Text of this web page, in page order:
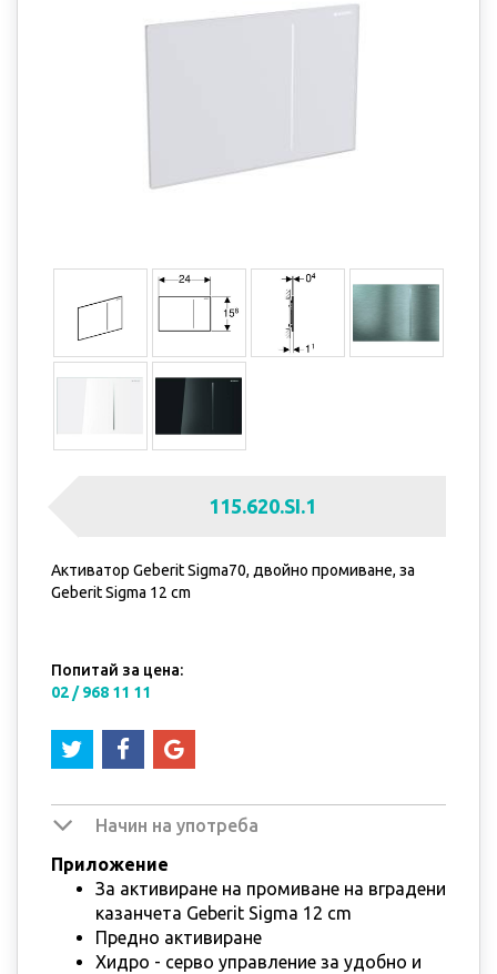
115.620.SI.1
Активатор Geberit Sigma70, двойно промиване, за
Geberit Sigma 12 cm
Попитай за цена:
02 / 968 11 11
Начин на употреба
Приложение
За активиране на промиване на вградени
казанчета Geberit Sigma 12 cm
Предно активиране
Хидро - серво управление за удобно и